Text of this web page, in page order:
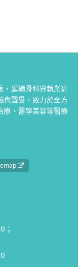
，延續骨科界執業近
與聲譽，致力於全方
療、醫學美容等醫療
；